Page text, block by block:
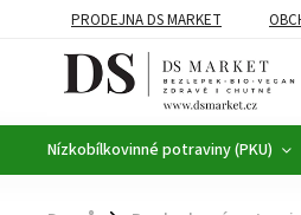
PRODEJNA DS MARKET
BEZLEPKOVÉ POTRAVINY
Nízkobílkovinné potraviny (PKU)